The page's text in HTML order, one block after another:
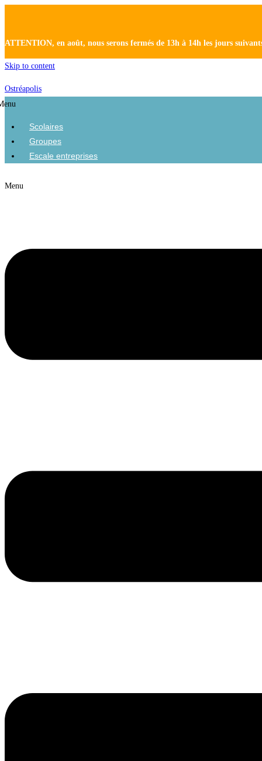
ATTENTION, en août, nous serons fermés de 13h à 14h les jours
Skip to content
Ostréapolis
Scolaires
Groupes
Escale entreprises
Menu